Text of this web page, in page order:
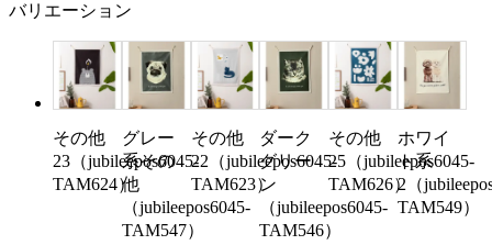
バリエーション
その他
23（jubileepos6045-
TAM624）
グレー
系その
他
（jubileepos6045-
TAM547）
その他
22（jubileepos6045-
TAM623）
ダーク
グリー
ン
（jubileepos6045-
TAM546）
その他
25（jubileepos6045-
TAM626）
ホワイ
ト系
2（
TAM549）